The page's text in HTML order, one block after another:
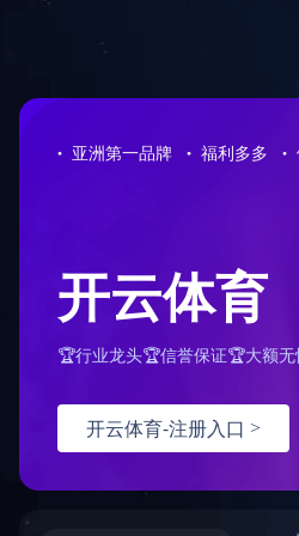
博鱼官方网页版